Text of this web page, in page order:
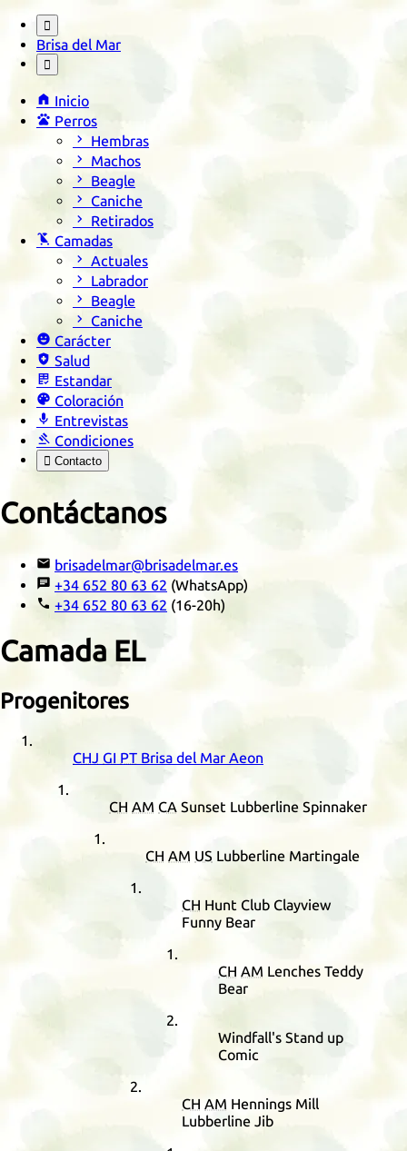

Brisa del Mar

 Inicio
 Perros
 Hembras
 Machos
 Beagle
 Caniche
 Retirados
 Camadas
 Actuales
 Labrador
 Beagle
 Caniche
 Carácter
 Salud
 Estandar
 Coloración
 Entrevistas
 Condiciones
 Contacto
Contáctanos
 brisadelmar@brisadelmar.es
 +34 652 80 63 62 (WhatsApp)
 +34 652 80 63 62 (16-20h)
Camada EL
Progenitores
CHJ GI PT Brisa del Mar Aeon
CH AM CA Sunset Lubberline Spinnaker
CH AM US Lubberline Martingale
CH Hunt Club Clayview
Funny Bear
CH AM Lenches Teddy
Bear
Windfall's Stand up
Comic
CH AM Hennings Mill
Lubberline Jib